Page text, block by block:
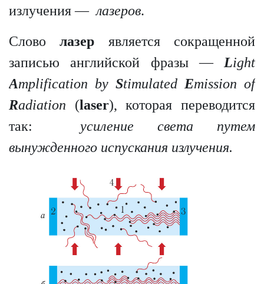
излучения —лазеров.
Словолазер является сокращенной
записью английской фразы — Light
Amplification by Stimulated Emission of
Radiation (laser), которая переводится
так: усиление света путем
вынужденного испускания излучения.